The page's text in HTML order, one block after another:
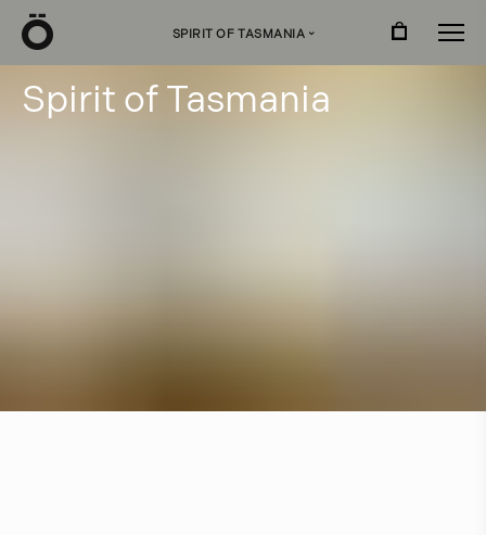
SPIRIT OF TASMANIA ›
Spirit ofTasmania
Ö